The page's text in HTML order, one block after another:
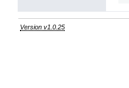
Version v1.0.25